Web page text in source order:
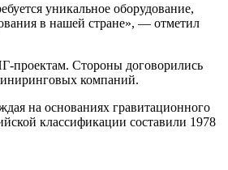
уникальное оборудование,
в нашей стране», — отметил
проектам. Стороны договорились
компаний.
на основаниях гравитационного
классификации составили 1978